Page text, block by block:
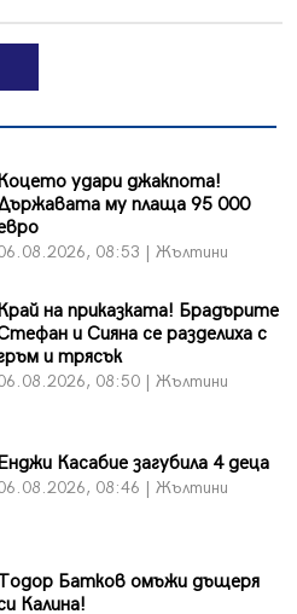
Коцето удари джакпота!
му плаща 95 000
08:53 | Жълтини
на приказката! Брадърите
и Сияна се разделиха с
и трясък
08:50 | Жълтини
Касабие загубила 4 деца
08:46 | Жълтини
Батков омъжи дъщеря
Калина!